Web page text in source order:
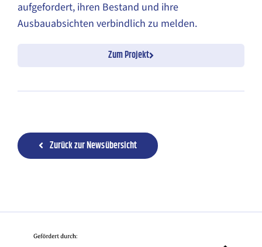
aufgefordert, ihren Bestand und ihre
Ausbauabsichten verbindlich zu melden.
Zum Projekt
Zurück zur Newsübersicht